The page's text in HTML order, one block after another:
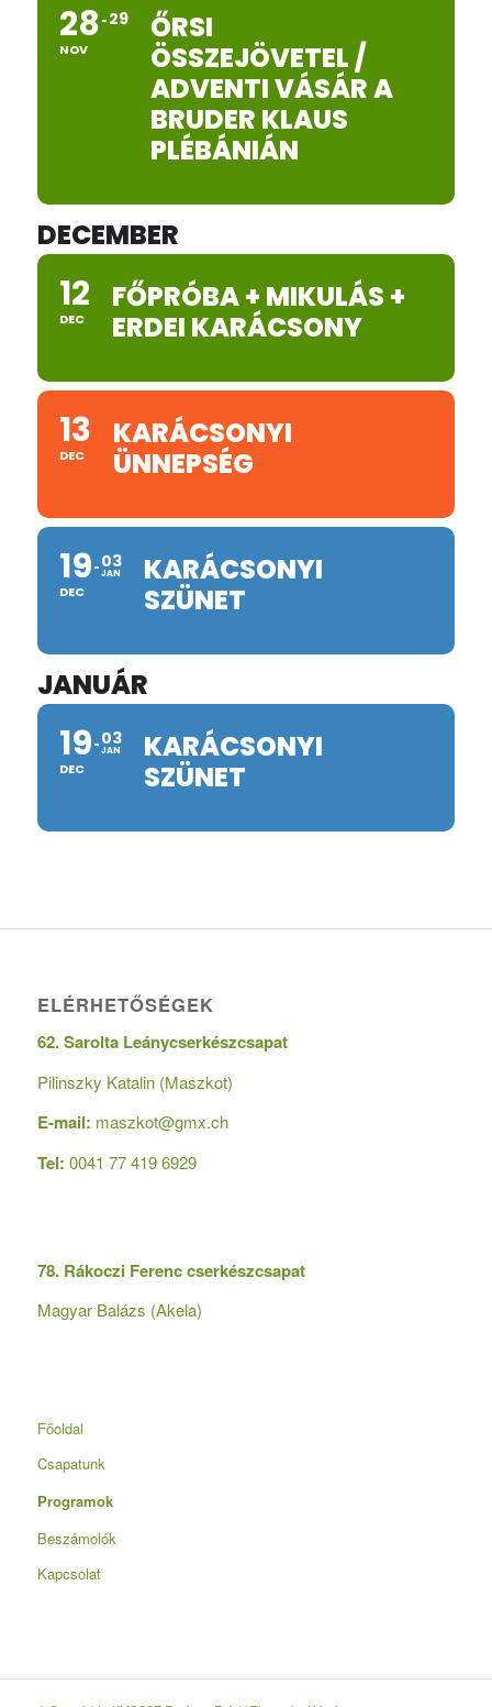
28
NOV
29
ŐRSI
ÖSSZEJÖVETEL /
ADVENTI VÁSÁR A
BRUDER KLAUS
PLÉBÁNIÁN
DECEMBER
12
DEC
FŐPRÓBA + MIKULÁS +
ERDEI KARÁCSONY
13
DEC
KARÁCSONYI
ÜNNEPSÉG
19
DEC
03
JAN
KARÁCSONYI
SZÜNET
JANUÁR
19
DEC
03
JAN
KARÁCSONYI
SZÜNET
ELÉRHETŐSÉGEK
62. Sarolta Leánycserkészcsapat
Pilinszky Katalin (Maszkot)
E-mail: maszkot@gmx.ch
Tel: 0041 77 419 6929
78. Rákoczi Ferenc cserkészcsapat
Magyar Balázs (Akela)
Főoldal
Csapatunk
Programok
Beszámolók
Kapcsolat